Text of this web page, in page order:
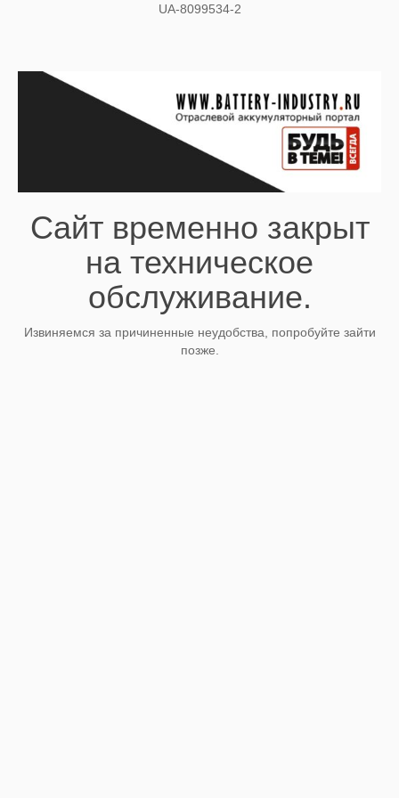
UA-8099534-2
Сайт временно закрыт
на техническое
обслуживание.
Извиняемся за причиненные неудобства, попробуйте зайти
позже.